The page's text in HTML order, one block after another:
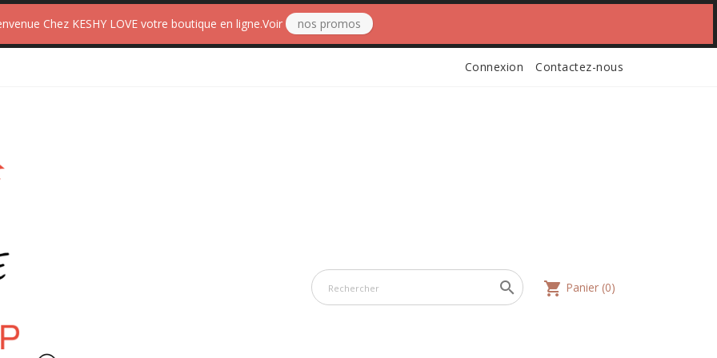
Chez KESHY LOVE votre boutique en ligne.Voir nos promos
Connexion Contactez-nous
shopping_cart Panier (0)
